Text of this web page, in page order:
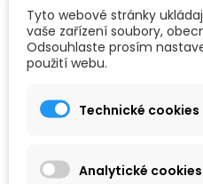
Zobrazení 1-
Oblíbené
Tyto webové stránky
vaše zařízení soubory,
Odsouhlaste prosím
použití webu.
Technické cookies
Analytické cookies